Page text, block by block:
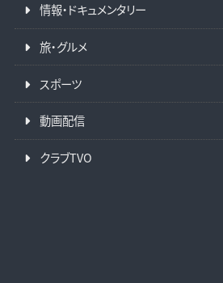
情報・ドキュメンタリー
旅・グルメ
スポーツ
動画配信
クラブTVO